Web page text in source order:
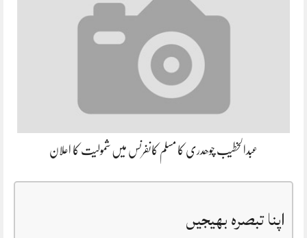
عبدالخطیب چوھدری کا مسلم کانفرنس میں شمولیت کا اعلان
اپنا تبصرہ بھیجیں